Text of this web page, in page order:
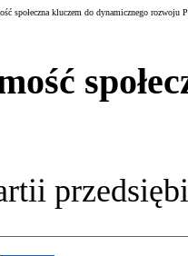
społeczna kluczem do dynamicznego rozwoju